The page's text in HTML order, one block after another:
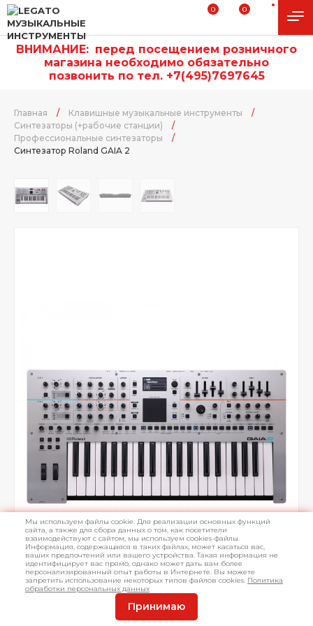
0 0
ВНИМАНИЕ: перед посещением розничного
магазина необходимо обязательно
позвонить по тел. +7(495)7697645
Главная / Клавишные музыкальные инструменты
/
Синтезаторы (+рабочие станции)
/
Профессиональные синтезаторы
/
Синтезатор Roland GAIA 2
Мы используем файлы cookie. Для реализации основных функций
сайта, а также для сбора данных о том, как посетители
взаимодействуют с сайтом, мы используем cookies-файлы.
Информация, содержащаяся в таких файлах, может касаться вас,
ваших предпочтений или вашего устройства. Такая информация не
идентифицирует вас прямо, однако может дать вам более
персонализированный опыт работы в Интернете. Вы можете
запретить использование некоторых типов файлов cookies. Политика
обработки персональных данных
Принимаю